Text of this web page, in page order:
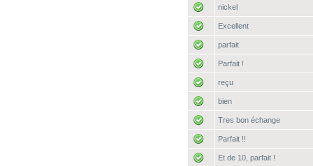
nickel
Excellent
parfait
Parfait !
reçu
bien
Tres bon échange
Parfait !!
Et de 10, parfait !